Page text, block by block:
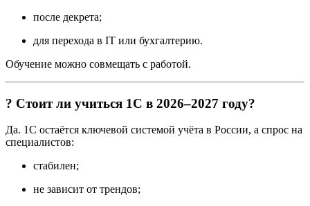
после декрета;
для перехода в IT или бухгалтерию.
Обучение можно совмещать с работой.
? Стоит ли учиться 1С в 2026–2027 году?
Да. 1С остаётся ключевой системой учёта в России, а спрос на
специалистов:
стабилен;
не зависит от трендов;